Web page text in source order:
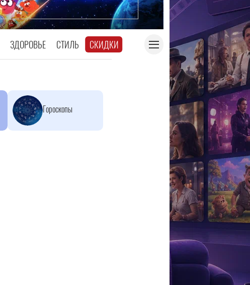
ЗДОРОВЬЕ СТИЛЬ СКИДКИ
Гороскопы